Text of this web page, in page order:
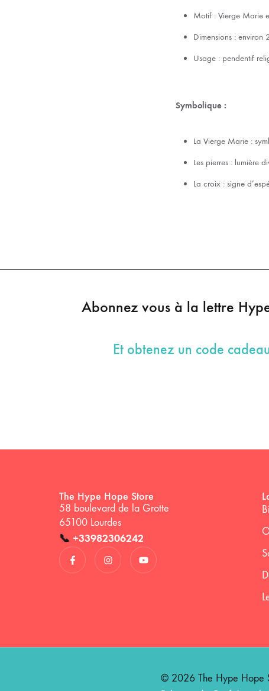
Motif : Vierge Marie
Dimensions : environ
Usage : pendentif
Symbolique :
La Vierge Marie :
Les pierres : lumière
La croix : signe
Abonnez vous à la lettre
Et obtenez un code
The Hype Hope Store
58 boulevard de la Grotte
65100 Lourdes
📞 +33982306242
© 2026 The Hype Hope